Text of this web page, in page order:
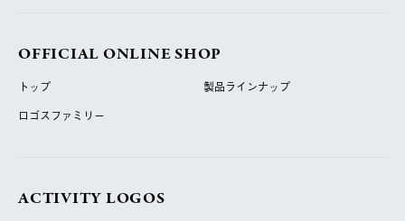
OFFICIAL ONLINE SHOP
トップ
製品ラインナップ
ロゴスファミリー
ACTIVITY LOGOS